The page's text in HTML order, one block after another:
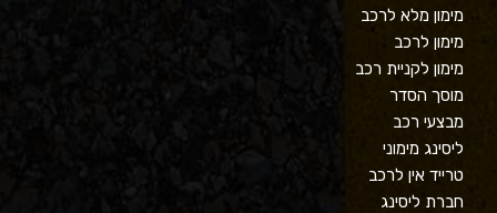
מימון מלא לרכב
מימון לרכב
מימון לקניית רכב
מוסך הסדר
מבצעי רכב
ליסינג מימוני
טרייד אין לרכב
חברת ליסינג